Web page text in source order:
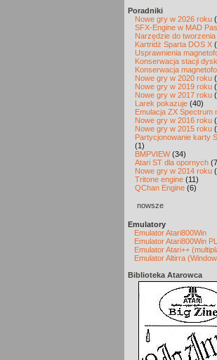
Poradniki
Nowe gry w 2026 roku
SFX-Engine w MAD
Narzędzie do
Kartridż Sparta DOS X
Usprawnienia
Konserwacja stacji
Konserwacja
Nowe gry w 2020 roku
Nowe gry w 2019 roku
Nowe gry w 2017 roku
Larek pokazuje (40)
Emulacja ZX Spectrum
Nowe gry w 2016 roku
Nowe gry w 2015 roku
Partycjonowanie karty
(1)
BMPVIEW(34)
Atari ST dla opornych
Nowe gry w 2014 roku
Tritone engine (11)
QChan Engine (6)
nowsze
Emulatory
Emulator Atari800Win
Emulator Atari800Win
Emulator Atari++
Emulator Altirra
Biblioteka Atarowca